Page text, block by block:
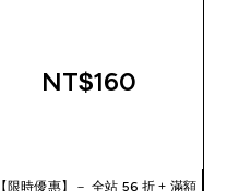
NT$160‎
【限時優惠】－ 全站 56 折 + 滿額